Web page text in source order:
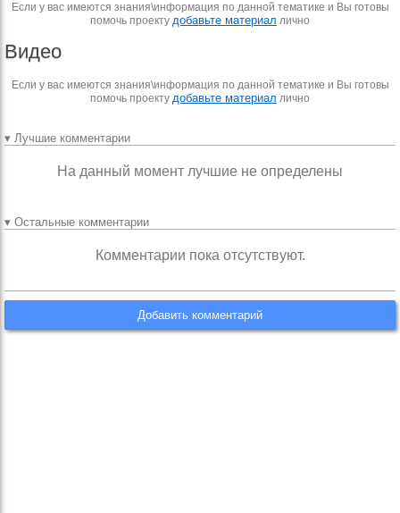
Если у вас имеются знания\информация по данной тематике и Вы готовы
помочь проекту добавьте материал лично
Видео
Если у вас имеются знания\информация по данной тематике и Вы готовы
помочь проекту добавьте материал лично
▾ Лучшие комментарии
На данный момент лучшие не определены
▾ Остальные комментарии
Комментарии пока отсутствуют.
Добавить комментарий